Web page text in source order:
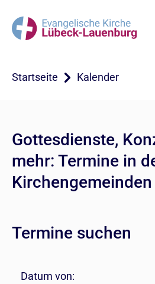
Startseite Kalender
Gottesdienste,
mehr: Termine in
Kirchengemeinden
Termine suchen
Datum von: